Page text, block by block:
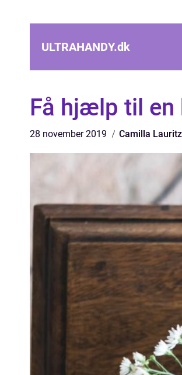
ULTRAHANDY.dk
Få hjælp til en
28 november 2019 Camilla